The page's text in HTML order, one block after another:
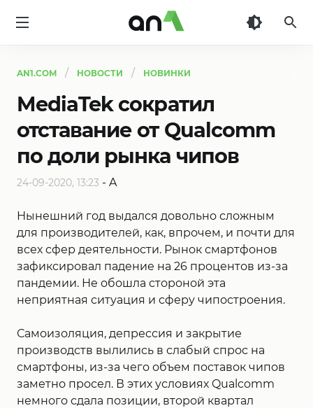
AN1.COM НОВОСТИ НОВИНКИ
MediaTek сократил
отставание от Qualcomm
по доли рынка чипов
24-09-2020, 13:23 - A
Нынешний год выдался довольно сложным
для производителей, как, впрочем, и почти для
всех сфер деятельности. Рынок смартфонов
зафиксировал падение на 26 процентов из-за
пандемии. Не обошла стороной эта
неприятная ситуация и сферу чипостроения.
Самоизоляция, депрессия и закрытие
производств вылились в слабый спрос на
смартфоны, из-за чего объем поставок чипов
заметно просел. В этих условиях Qualcomm
немного сдала позиции, второй квартал